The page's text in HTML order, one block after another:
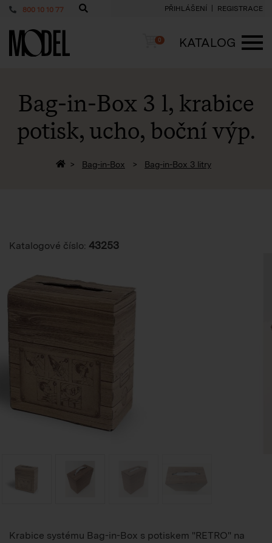
800 10 10 77 PŘIHLÁŠENÍ REGISTRACE
PackShop Košík
0
KATALOG
Bag-in-Box 3 l, krabice
potisk, ucho, boční výp.
Zpět na homepage
Bag-in-Box Bag-in-Box 3 litry
Katalogové číslo: 43253
Krabice systému Bag-in-Box s potiskem "RETRO" na